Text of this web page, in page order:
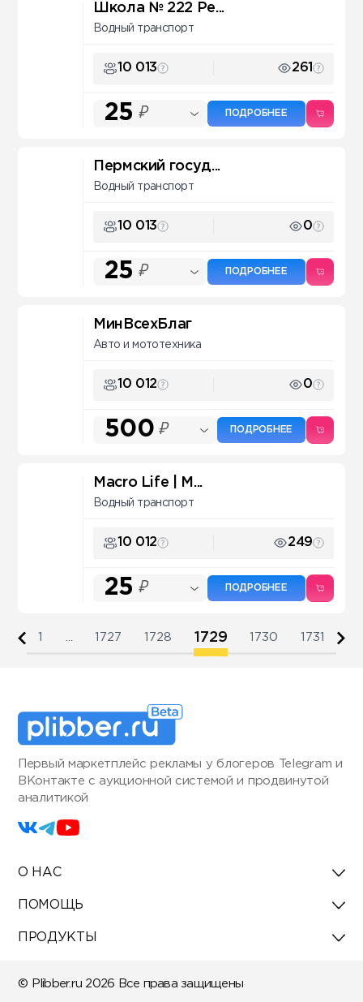
Школа № 222 Pe...
Водный транспорт
10 013 261
25 ₽ ПОДРОБНЕЕ
Пермский госуд...
Водный транспорт
10 013 0
25 ₽ ПОДРОБНЕЕ
МинВсехБлаг
Авто и мототехника
10 012 0
500 ₽ ПОДРОБНЕЕ
Macro Life | М...
Водный транспорт
10 012 249
25 ₽ ПОДРОБНЕЕ
1727 1728 1729 1730 1731
Первый маркетплейс рекламы у блогеров Telegram и
ВКонтакте с аукционной системой и продвинутой
аналитикой
О НАС
ПОМОЩЬ
ПРОДУКТЫ
© Plibber.ru 2026 Все права защищены